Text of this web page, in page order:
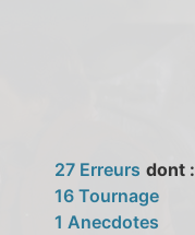
27 Erreurs dont :
16 Tournage
1 Anecdotes